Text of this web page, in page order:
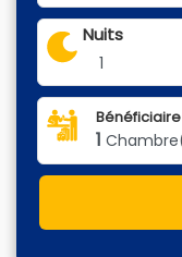
Nuits
1
1